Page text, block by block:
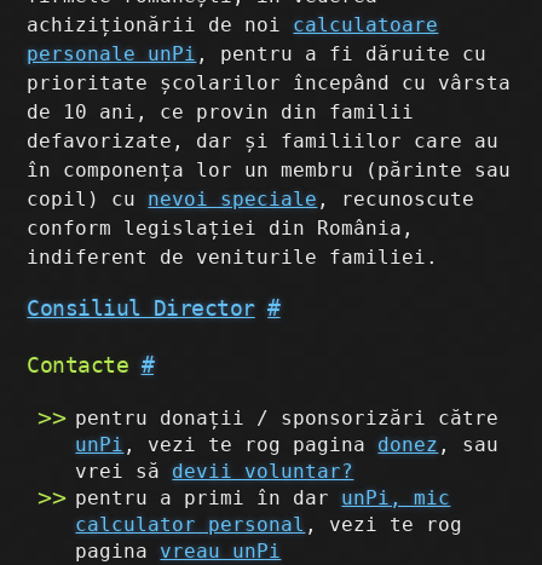
achiziționării de noi calculatoare
personale unPi , pentru a fi dăruite cu
prioritate școlarilor începând cu vârsta
de 10 ani, ce provin din familii
defavorizate, dar și familiilor care au
în componența lor un membru (părinte sau
copil) cu nevoi speciale , recunoscute
conform legislației din România,
indiferent de veniturile familiei.
Consiliul Director #
Contacte #
pentru donații / sponsorizări către
unPi , vezi te rog pagina donez , sau
vrei să devii voluntar?
pentru a primi în dar unPi, mic
calculator personal , vezi te rog
paginavreau unPi